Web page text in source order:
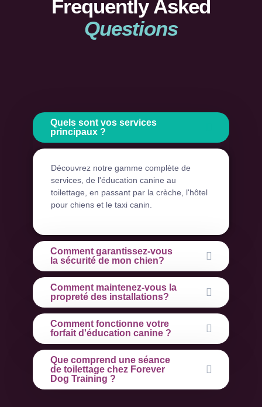
Frequently Asked
Questions
Quels sont vos services
principaux ?
Découvrez notre gamme complète de
services, de l'éducation canine au
toilettage, en passant par la crèche, l'hôtel
pour chiens et le taxi canin.
Comment garantissez-vous
la sécurité de mon chien?
Comment maintenez-vous la
propreté des installations?
Comment fonctionne votre
forfait d'éducation canine ?
Que comprend une séance
de toilettage chez Forever
Dog Training ?